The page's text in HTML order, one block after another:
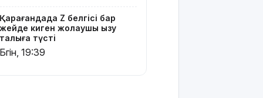
ең қымбат
мамандықтар
– 2026: оқу
ақысы
Қарағандада Z белгісі бар
жейде киген жолаушы қызу
талқыға түсті
Бүгін, 19:39